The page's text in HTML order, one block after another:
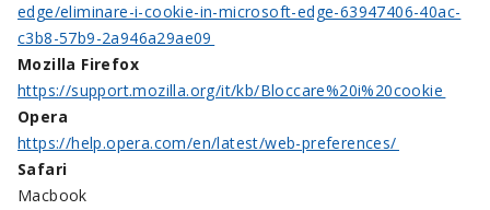
edge/eliminare-i-cookie-in-microsoft-edge-63947406-40ac-
c3b8-57b9-2a946a29ae09
Mozilla Firefox
https://support.mozilla.org/it/kb/Bloccare%20i%20cookie
Opera
https://help.opera.com/en/latest/web-preferences/
Safari
Macbook